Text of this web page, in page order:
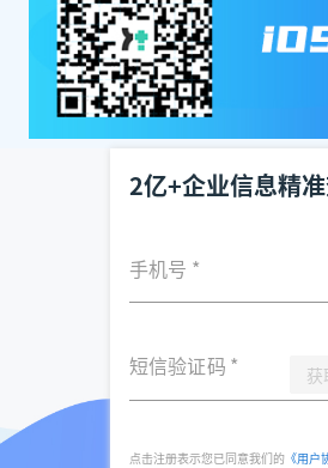
2亿+企业信息精
手机号 *
短信验证码 * 获
点击注册表示您已同意我们的 《用户